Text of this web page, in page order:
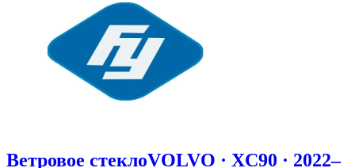
Ветровое стеклоVOLVO · XC90 · 2022–